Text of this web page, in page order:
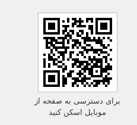
برای دسترسی به صفحه از
موبایل اسکن کنید